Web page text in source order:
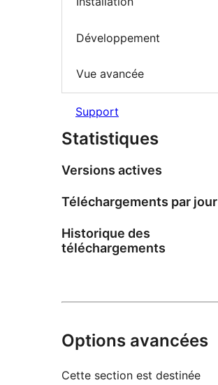
Développement
Vue avancée
Support
Statistiques
Versions actives
Téléchargements par jour
Historique des
téléchargements
Options avancées
Cette section est destinée